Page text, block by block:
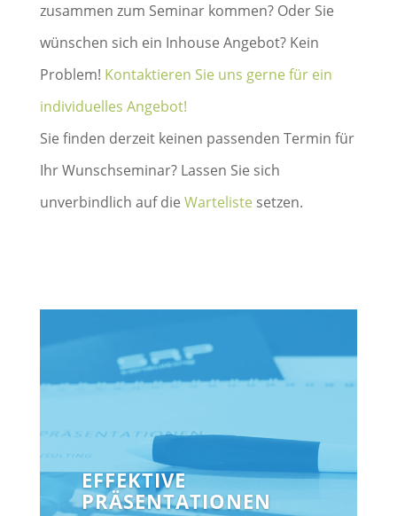
zusammen zum Seminar kommen? Oder Sie
wünschen sich ein Inhouse Angebot? Kein
Problem! Kontaktieren Sie uns gerne für ein
individuelles Angebot!
Sie finden derzeit keinen passenden Termin für
Ihr Wunschseminar? Lassen Sie sich
unverbindlich auf die Warteliste setzen.
EFFEKTIVE
PRÄSENTATIONEN